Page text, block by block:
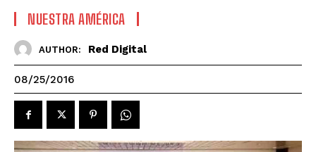
NUESTRA AMÉRICA
AUTHOR: Red Digital
08/25/2016